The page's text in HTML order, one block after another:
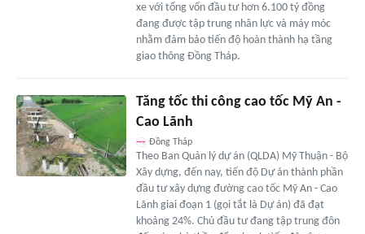
xe với tổng vốn đầu tư hơn 6.100 tỷ đồng
đang được tập trung nhân lực và máy móc
nhằm đảm bảo tiến độ hoàn thành hạ tầng
giao thông Đồng Tháp.
Tăng tốc thi công cao tốc Mỹ An -
Cao Lãnh
Đồng Tháp
Theo Ban Quản lý dự án (QLDA) Mỹ Thuận - Bộ
Xây dựng, đến nay, tiến độ Dự án thành phần
đầu tư xây dựng đường cao tốc Mỹ An - Cao
Lãnh giai đoạn 1 (gọi tắt là Dự án) đã đạt
khoảng 24%. Chủ đầu tư đang tập trung đôn